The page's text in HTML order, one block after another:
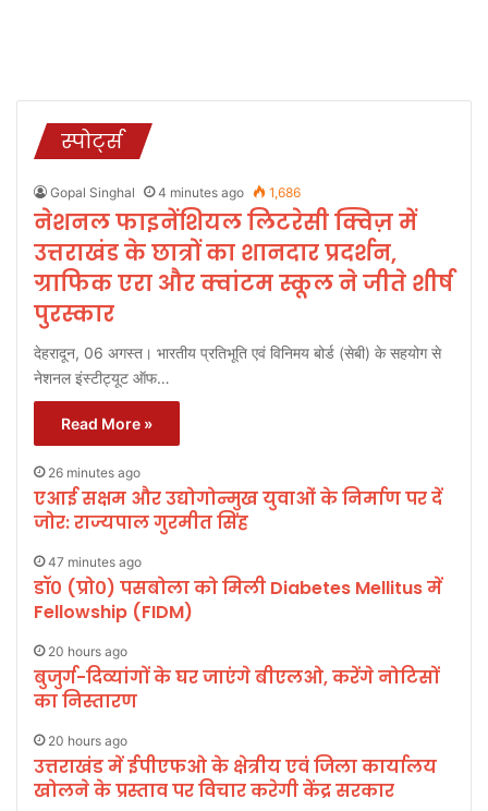
स्पोर्ट्स
Gopal Singhal 4 minutes ago 1,686
नेशनल फाइनेंशियल लिटरेसी क्विज़ में
उत्तराखंड के छात्रों का शानदार प्रदर्शन,
ग्राफिक एरा और क्वांटम स्कूल ने जीते शीर्ष
पुरस्कार
देहरादून, 06 अगस्त। भारतीय प्रतिभूति एवं विनिमय बोर्ड (सेबी) के सहयोग से
नेशनल इंस्टीट्यूट ऑफ…
Read More »
26 minutes ago
एआई सक्षम और उद्योगोन्मुख युवाओं के निर्माण पर दें
जोर: राज्यपाल गुरमीत सिंह
47 minutes ago
डॉ० (प्रो०) पसबोला को मिली Diabetes Mellitus में
Fellowship (FIDM)
20 hours ago
बुजुर्ग-दिव्यांगों के घर जाएंगे बीएलओ, करेंगे नोटिसों
का निस्तारण
20 hours ago
उत्तराखंड में ईपीएफओ के क्षेत्रीय एवं जिला कार्यालय
खोलने के प्रस्ताव पर विचार करेगी केंद्र सरकार